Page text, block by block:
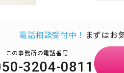
電話相談受付中！ まずはお
この事務所の電話番号
3204-0811